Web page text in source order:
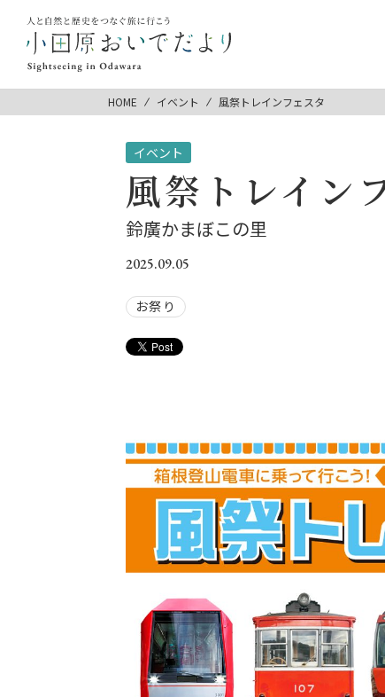
HOME イベント 風祭トレインフェスタ
イベント
風祭トレイン
鈴廣かまぼこの里
2025.09.05
お祭り